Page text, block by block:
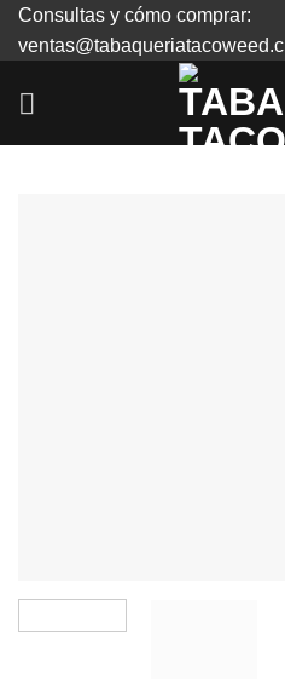
SkipConsultas y cómo comprar:
ventas@tabaqueriatacoweed.cl